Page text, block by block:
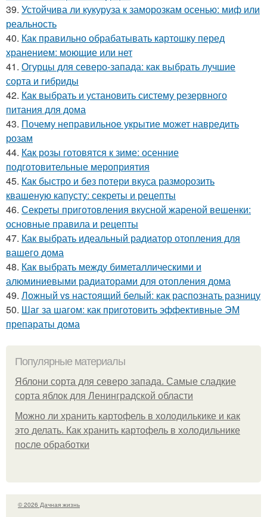
39. Устойчива ли кукуруза к заморозкам осенью: миф или
реальность
40. Как правильно обрабатывать картошку перед
хранением: моющие или нет
41. Огурцы для северо-запада: как выбрать лучшие
сорта и гибриды
42. Как выбрать и установить систему резервного
питания для дома
43. Почему неправильное укрытие может навредить
розам
44. Как розы готовятся к зиме: осенние
подготовительные мероприятия
45. Как быстро и без потери вкуса разморозить
квашеную капусту: секреты и рецепты
46. Секреты приготовления вкусной жареной вешенки:
основные правила и рецепты
47. Как выбрать идеальный радиатор отопления для
вашего дома
48. Как выбрать между биметаллическими и
алюминиевыми радиаторами для отопления дома
49. Ложный vs настоящий белый: как распознать разницу
50. Шаг за шагом: как приготовить эффективные ЭМ
препараты дома
Популярные материалы
Яблони сорта для северо запада. Самые сладкие
сорта яблок для Ленинградской области
Можно ли хранить картофель в холодилькике и как
это делать. Как хранить картофель в холодильнике
после обработки
© 2026 Дачная жизнь